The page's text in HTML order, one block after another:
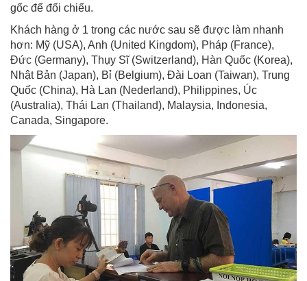
gốc để đối chiếu.
Khách hàng ở 1 trong các nước sau sẽ được làm nhanh
hơn: Mỹ (USA), Anh (United Kingdom), Pháp (France),
Đức (Germany), Thụy Sĩ (Switzerland), Hàn Quốc (Korea),
Nhật Bản (Japan), Bỉ (Belgium), Đài Loan (Taiwan), Trung
Quốc (China), Hà Lan (Nederland), Philippines, Úc
(Australia), Thái Lan (Thailand), Malaysia, Indonesia,
Canada, Singapore.